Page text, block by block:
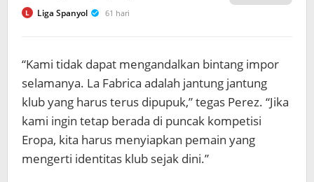
L Liga Spanyol 61 hari
“Kami tidak dapat mengandalkan bintang impor
selamanya. La Fabrica adalah jantung jantung
klub yang harus terus dipupuk,” tegas Perez. “Jika
kami ingin tetap berada di puncak kompetisi
Eropa, kita harus menyiapkan pemain yang
mengerti identitas klub sejak dini.”